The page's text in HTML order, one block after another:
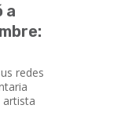
a
redes
artista